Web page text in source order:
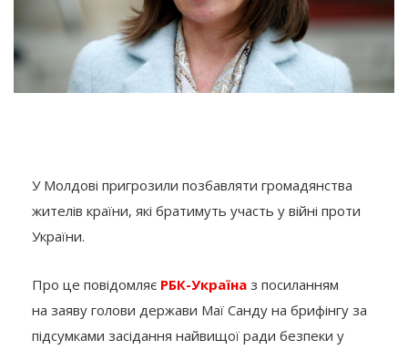
У Молдові пригрозили позбавляти громадянства
жителів країни, які братимуть участь у війні проти
України.
Про це повідомляє РБК-Україна з посиланням
на заяву голови держави Маї Санду на брифінгу за
підсумками засідання найвищої ради безпеки у